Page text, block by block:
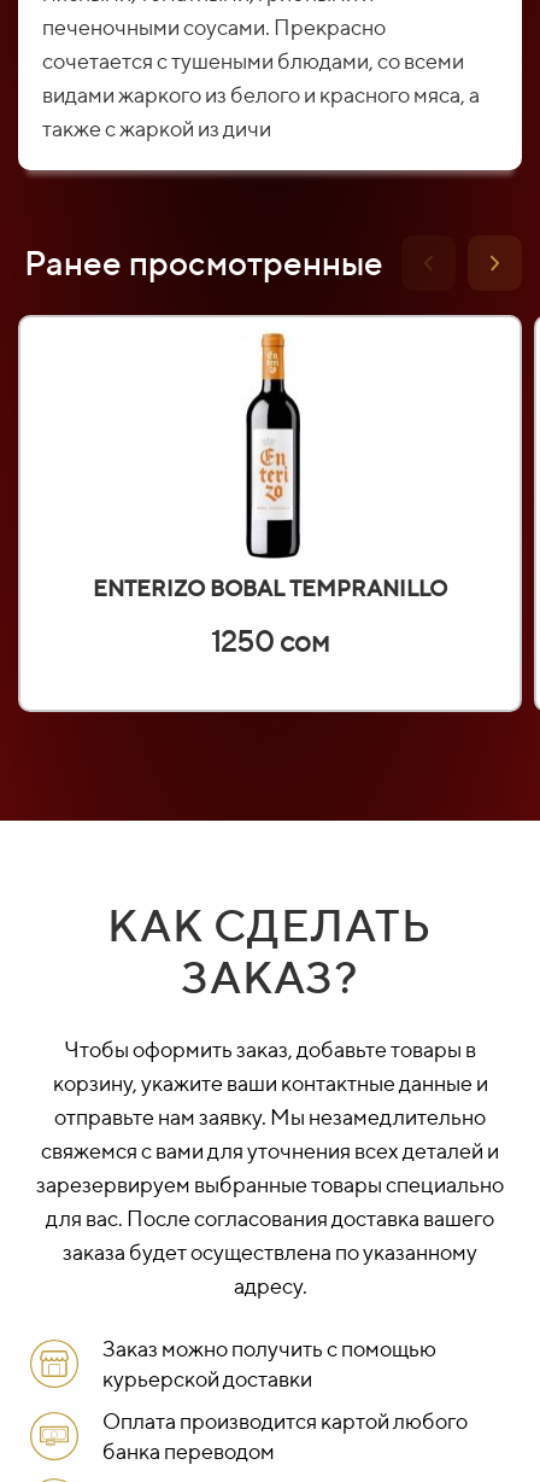
печеночными соусами. Прекрасно
сочетается с тушеными блюдами, со всеми
видами жаркого из белого и красного мяса, а
также с жаркой из дичи
Ранее просмотренные
ENTERIZO BOBAL TEMPRANILLO
1250 сом
КАК СДЕЛАТЬ
ЗАКАЗ?
Чтобы оформить заказ, добавьте товары в
корзину, укажите ваши контактные данные и
отправьте нам заявку. Мы незамедлительно
свяжемся с вами для уточнения всех деталей и
зарезервируем выбранные товары специально
для вас. После согласования доставка вашего
заказа будет осуществлена по указанному
адресу.
Заказ можно получить с помощью
курьерской доставки
Оплата производится картой любого
банка переводом